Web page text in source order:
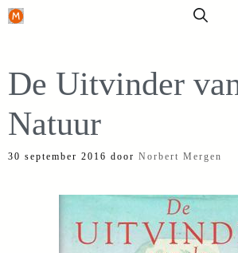
Ga
inhoud
De Uitvinder
Natuur
30 september 2016 door Norbert Mergen